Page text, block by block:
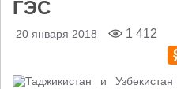
ГЭС
20 января 2018 1 412